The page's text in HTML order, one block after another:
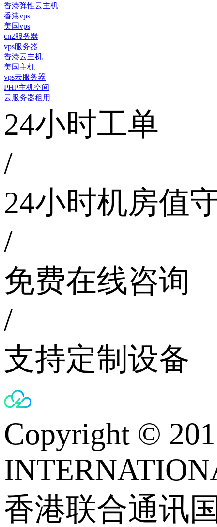
香港弹性云主机
香港vps
美国vps
cn2服务器
vps服务器
香港云主机
美国主机
vps云服务器
PHP主机空间
云服务器租用
24小时工单
/
24小时机房值
/
免费在线咨询
/
支持定制设备
Copyright ©
香港联合通讯